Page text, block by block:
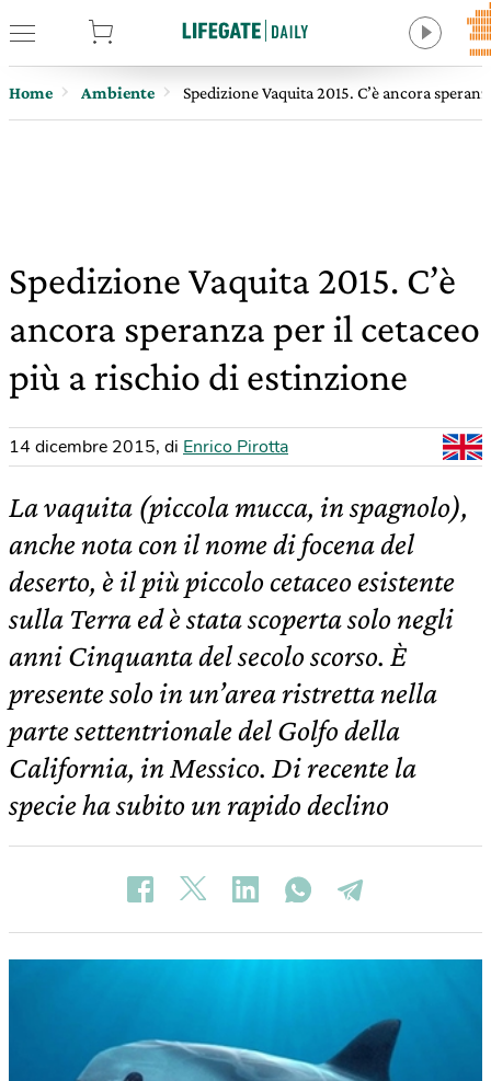
Home Ambiente Spedizione Vaquita 2015. C’è ancora
Spedizione Vaquita 2015. C’è
ancora speranza per il cetaceo
più a rischio di estinzione
14 dicembre 2015, di Enrico Pirotta
La vaquita (piccola mucca, in spagnolo),
anche nota con il nome di focena del
deserto, è il più piccolo cetaceo esistente
sulla Terra ed è stata scoperta solo negli
anni Cinquanta del secolo scorso. È
presente solo in un’area ristretta nella
parte settentrionale del Golfo della
California, in Messico. Di recente la
specie ha subito un rapido declino